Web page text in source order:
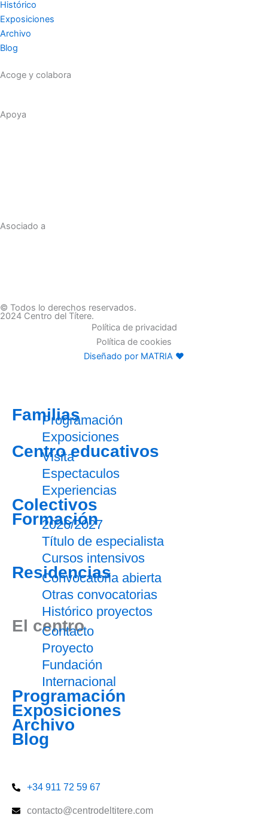
Histórico
Exposiciones
Archivo
Blog
Acoge y colabora
Apoya
Asociado a
© Todos lo derechos reservados.
2024 Centro del Títere.
Política de privacidad
Política de cookies
Diseñado por MATRIA ♥
Familias
Programación
Exposiciones
Centro educativos
Visita
Espectaculos
Experiencias
Colectivos
Formación
2026/2027
Título de especialista
Cursos intensivos
Residencias
Convocatoria abierta
Otras convocatorias
Histórico proyectos
El centro
Contacto
Proyecto
Fundación
Internacional
Programación
Exposiciones
Archivo
Blog
+34 911 72 59 67
contacto@centrodeltitere.com